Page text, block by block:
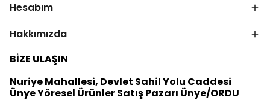
Hesabım
Hakkımızda
BİZE ULAŞIN
Nuriye Mahallesi, Devlet Sahil Yolu Caddesi
Ünye Yöresel Ürünler Satış Pazarı Ünye/ORDU